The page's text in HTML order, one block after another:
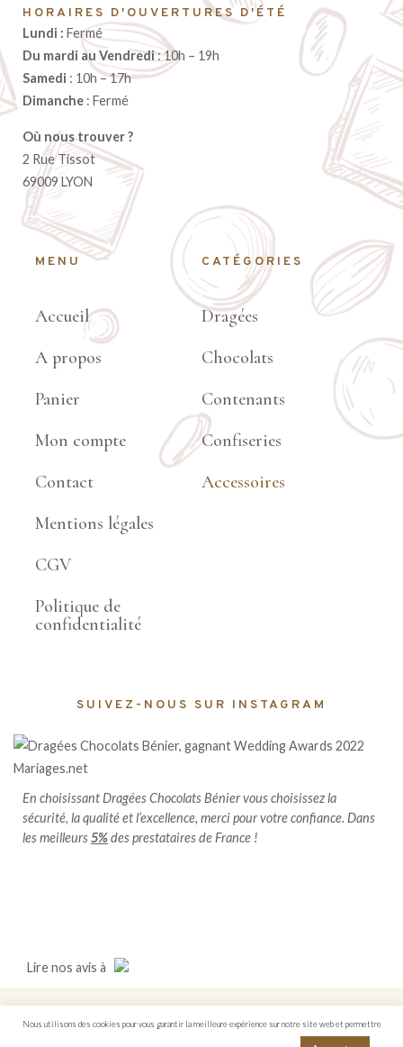
HORAIRES D'OUVERTURES D'ÉTÉ
Lundi : Fermé
Du mardi au Vendredi: 10h – 19h
Samedi : 10h – 17h
Dimanche : Fermé
Où nous trouver ?
2 Rue Tissot
69009 LYON
MENU
Accueil
A propos
Panier
Mon compte
Contact
Mentions légales
CGV
Politique de
confidentialité
CATÉGORIES
Dragées
Chocolats
Contenants
Confiseries
Accessoires
SUIVEZ-NOUS SUR INSTAGRAM
En choisissant Dragées Chocolats Bénier vous choisissez la
sécurité, la qualité et l’excellence, merci pour votre confiance. Dans
les meilleurs5%des prestataires de France !
Lirenos avis à
Copyright © 2020. Tous droits réservés. Dragées
Nous utilisons des cookies pour vous garantir la meilleure expérience sur notre site web et permettre